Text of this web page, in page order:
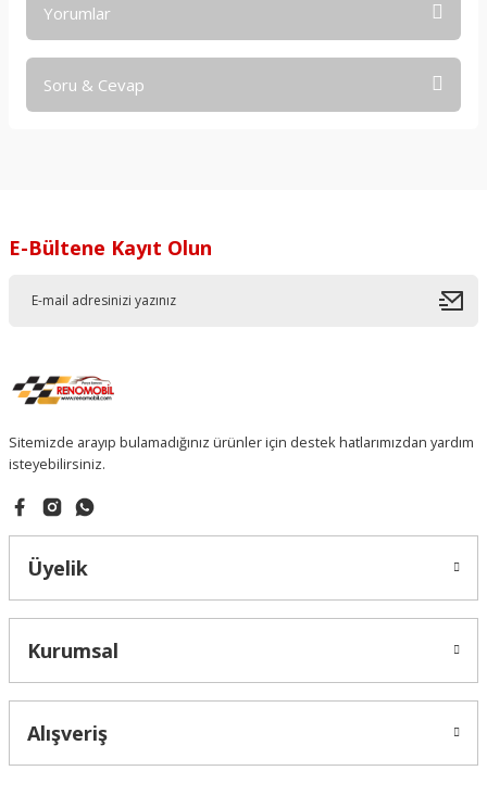
Yorumlar
Soru & Cevap
E-Bültene Kayıt Olun
Sitemizde arayıp bulamadığınız ürünler için destek hatlarımızdan yardım
isteyebilirsiniz.
Üyelik
Kurumsal
Alışveriş